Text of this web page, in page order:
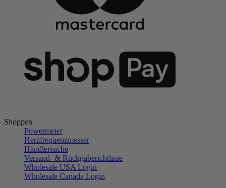
Shoppen
Powermeter
Herzfrequenzmesser
Händlersuche
Versand- & Rückgaberichtlinie
Wholesale USA Login
Wholesale Canada Login